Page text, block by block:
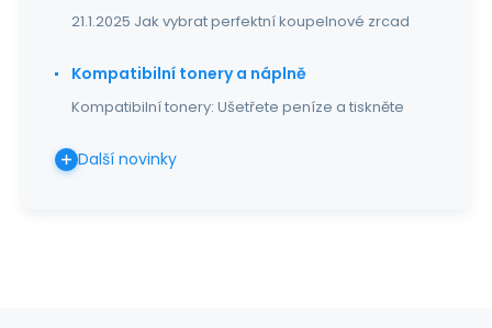
21.1.2025 Jak vybrat perfektní koupelnové zrcad
Kompatibilní tonery a náplně
Kompatibilní tonery: Ušetřete peníze a tiskněte
Další novinky